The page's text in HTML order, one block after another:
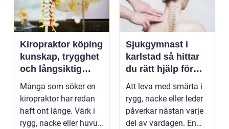
Kiropraktor köping
kunskap, trygghet
och långsiktig
hjälp för ryggen
Många som söker en
kiropraktor har redan
haft ont länge. Värk i
rygg, nacke eller huvud
Sjukgymnast i
karlstad så hittar
du rätt hjälp för
smärta och besvär
Att leva med smärta i
rygg, nacke eller leder
påverkar nästan varje
del av vardagen. En